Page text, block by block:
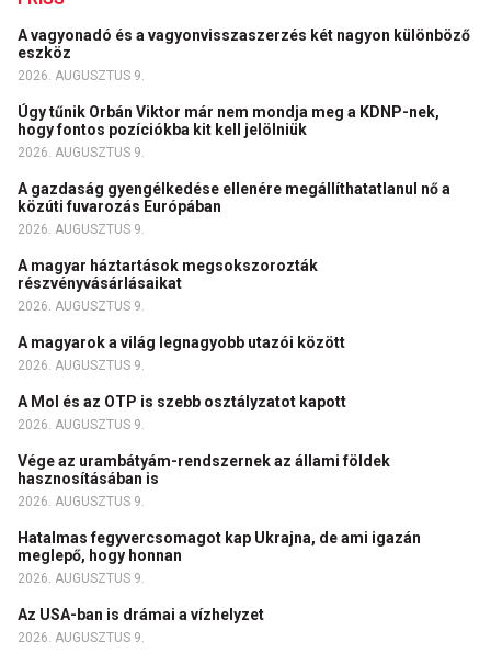
A vagyonadó és a vagyonvisszaszerzés két nagyon különböző
eszköz
2026. AUGUSZTUS 9.
Úgy tűnik Orbán Viktor már nem mondja meg a KDNP-nek,
hogy fontos pozíciókba kit kell jelölniük
2026. AUGUSZTUS 9.
A gazdaság gyengélkedése ellenére megállíthatatlanul nő a
közúti fuvarozás Európában
2026. AUGUSZTUS 9.
A magyar háztartások megsokszorozták
részvényvásárlásaikat
2026. AUGUSZTUS 9.
A magyarok a világ legnagyobb utazói között
2026. AUGUSZTUS 9.
A Mol és az OTP is szebb osztályzatot kapott
2026. AUGUSZTUS 9.
Vége az urambátyám-rendszernek az állami földek
hasznosításában is
2026. AUGUSZTUS 9.
Hatalmas fegyvercsomagot kap Ukrajna, de ami igazán
meglepő, hogy honnan
2026. AUGUSZTUS 9.
Az USA-ban is drámai a vízhelyzet
2026. AUGUSZTUS 9.